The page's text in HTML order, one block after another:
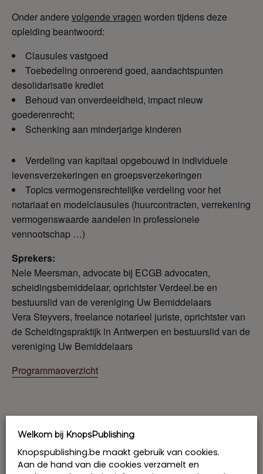
Onder andere volgende vragen worden tijdens deze
opleiding beantwoord:
Clausules vastgoed
Toebedeling onroerend goed, aandachtspunten
desolidarisatie krediet
Behoud van onverdeeldheid, impact nieuw
goederenrecht;
Schenking aan minderjarige kinderen
Verdeling van kapitaal opgebouwd in individuele
levensverzekeringen en groepsverzekeringen
Topics vermogensrechtelijke verdeling voor het
notariaat en modelclausules (huurcontracten, verrekening
vermogenswaarde aandelen in professionele
vennootschap …)
Sprekers:
Nele Meersman, advocate bij ECGB advocaten,
scheidingsbemiddelaar, oprichtster Verdeel.be en
bestuurslid van de vereniging Uw Bemiddelaars
Vera Steyvers, freelance notarieel juriste, oprichtster van
de Scheidingspraktijk in Antwerpen en bestuurslid van de
vereniging Uw Bemiddelaars
Programmaoverzicht
Prijs: € 531 excl. btw per deelnemer
Welkom bij KnopsPublishing
Knopspublishing.be maakt gebruik van cookies.
Aan de hand van die cookies verzamelt en